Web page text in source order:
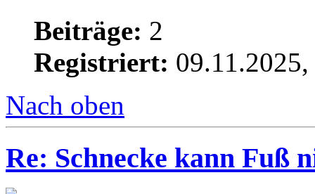
Beiträge: 2
Registriert:
Nach oben
Re: Schnecke kann Fuß